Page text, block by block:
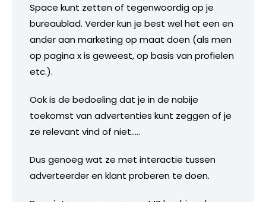
Space kunt zetten of tegenwoordig op je
bureaublad. Verder kun je best wel het een en
ander aan marketing op maat doen (als men
op pagina x is geweest, op basis van profielen
etc.).
Ook is de bedoeling dat je in de nabije
toekomst van advertenties kunt zeggen of je
ze relevant vind of niet…..
Dus genoeg wat ze met interactie tussen
adverteerder en klant proberen te doen.